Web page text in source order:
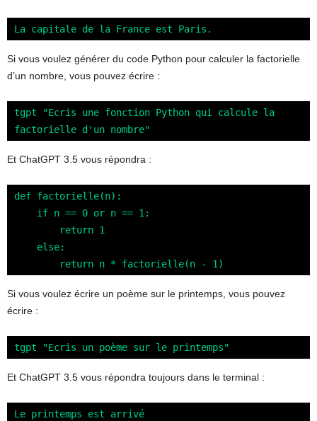
La capitale de la France est Paris.
Si vous voulez générer du code Python pour calculer la factorielle
d’un nombre, vous pouvez écrire :
tgpt "Ecris une fonction Python qui calcule la
factorielle d'un nombre"
Et ChatGPT 3.5 vous répondra :
def factorielle(n):
        return n * factorielle(n - 1)
Si vous voulez écrire un poème sur le printemps, vous pouvez
écrire :
tgpt "Ecris un poème sur le printemps"
Et ChatGPT 3.5 vous répondra toujours dans le terminal :
Le printemps est arrivé